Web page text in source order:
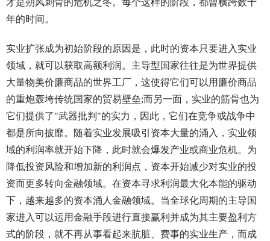
年的时间。
实业扩张成为初始阶段的原因是，此时的资本只要进入实业
领域，就可以获取高额利润。主导型国家往往是为世界提供
大量物美价廉商品的世界工厂，这使得它们可以用廉价商品
的重炮轰垮传统国家的贸易壁垒;而另一面，实业的筋骨也为
它们提供了"武器批判"的实力，因此，它们在竞争或战争中
都是所向披靡。随着实业发展吸引资本大量的涌入，实业领
域的利润率就开始下降，此时就会爆发产业或商业危机。为
降低投资风险和增加新的利润点，资本开始减少对实业的投
资而更多转向金融领域。在资本寻求利润最大化本能的驱动
下，越来越多的资本涌人金融领域。当全球化周期的主导国
家进入可以运用金融手段进行直接赢利并成为其主要盈利方
式的阶段，就不再从事看起来肮脏、费事的实业生产，而成